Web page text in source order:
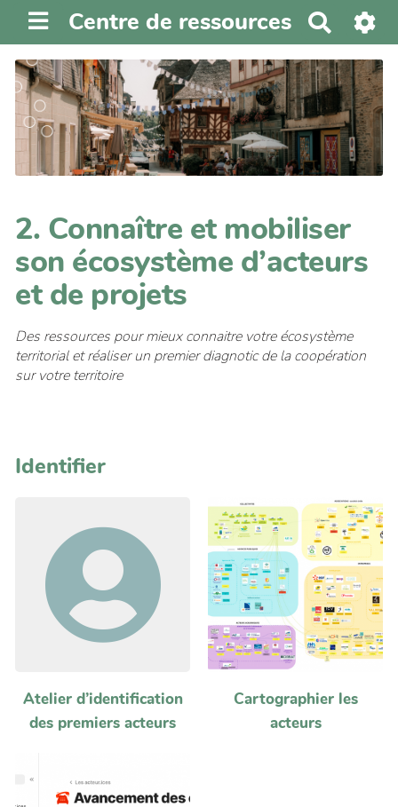
Centre de ressources
e
c
h
e
r
c
h
r
2. Connaître et mobiliser
son écosystème d’acteurs
et de projets
Des ressources pour mieux connaitre votre écosystème
territorial et réaliser un premier diagnotic de la coopération
sur votre territoire
Identifier
Atelier d’identification
des premiers acteurs
Cartographier les
acteurs